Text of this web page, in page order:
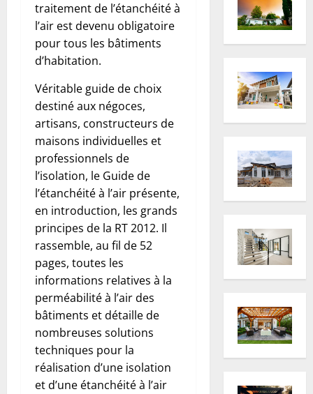
traitement de l’étanchéité à
l’air est devenu obligatoire
pour tous les bâtiments
d’habitation.
Véritable guide de choix
destiné aux négoces,
artisans, constructeurs de
maisons individuelles et
professionnels de
l’isolation, le Guide de
l’étanchéité à l’air présente,
en introduction, les grands
principes de la RT 2012. Il
rassemble, au fil de 52
pages, toutes les
informations relatives à la
perméabilité à l’air des
bâtiments et détaille de
nombreuses solutions
techniques pour la
réalisation d’une isolation
et d’une étanchéité à l’air